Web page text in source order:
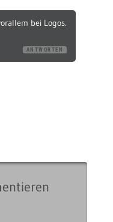
bei Logos.
ANTWORTEN